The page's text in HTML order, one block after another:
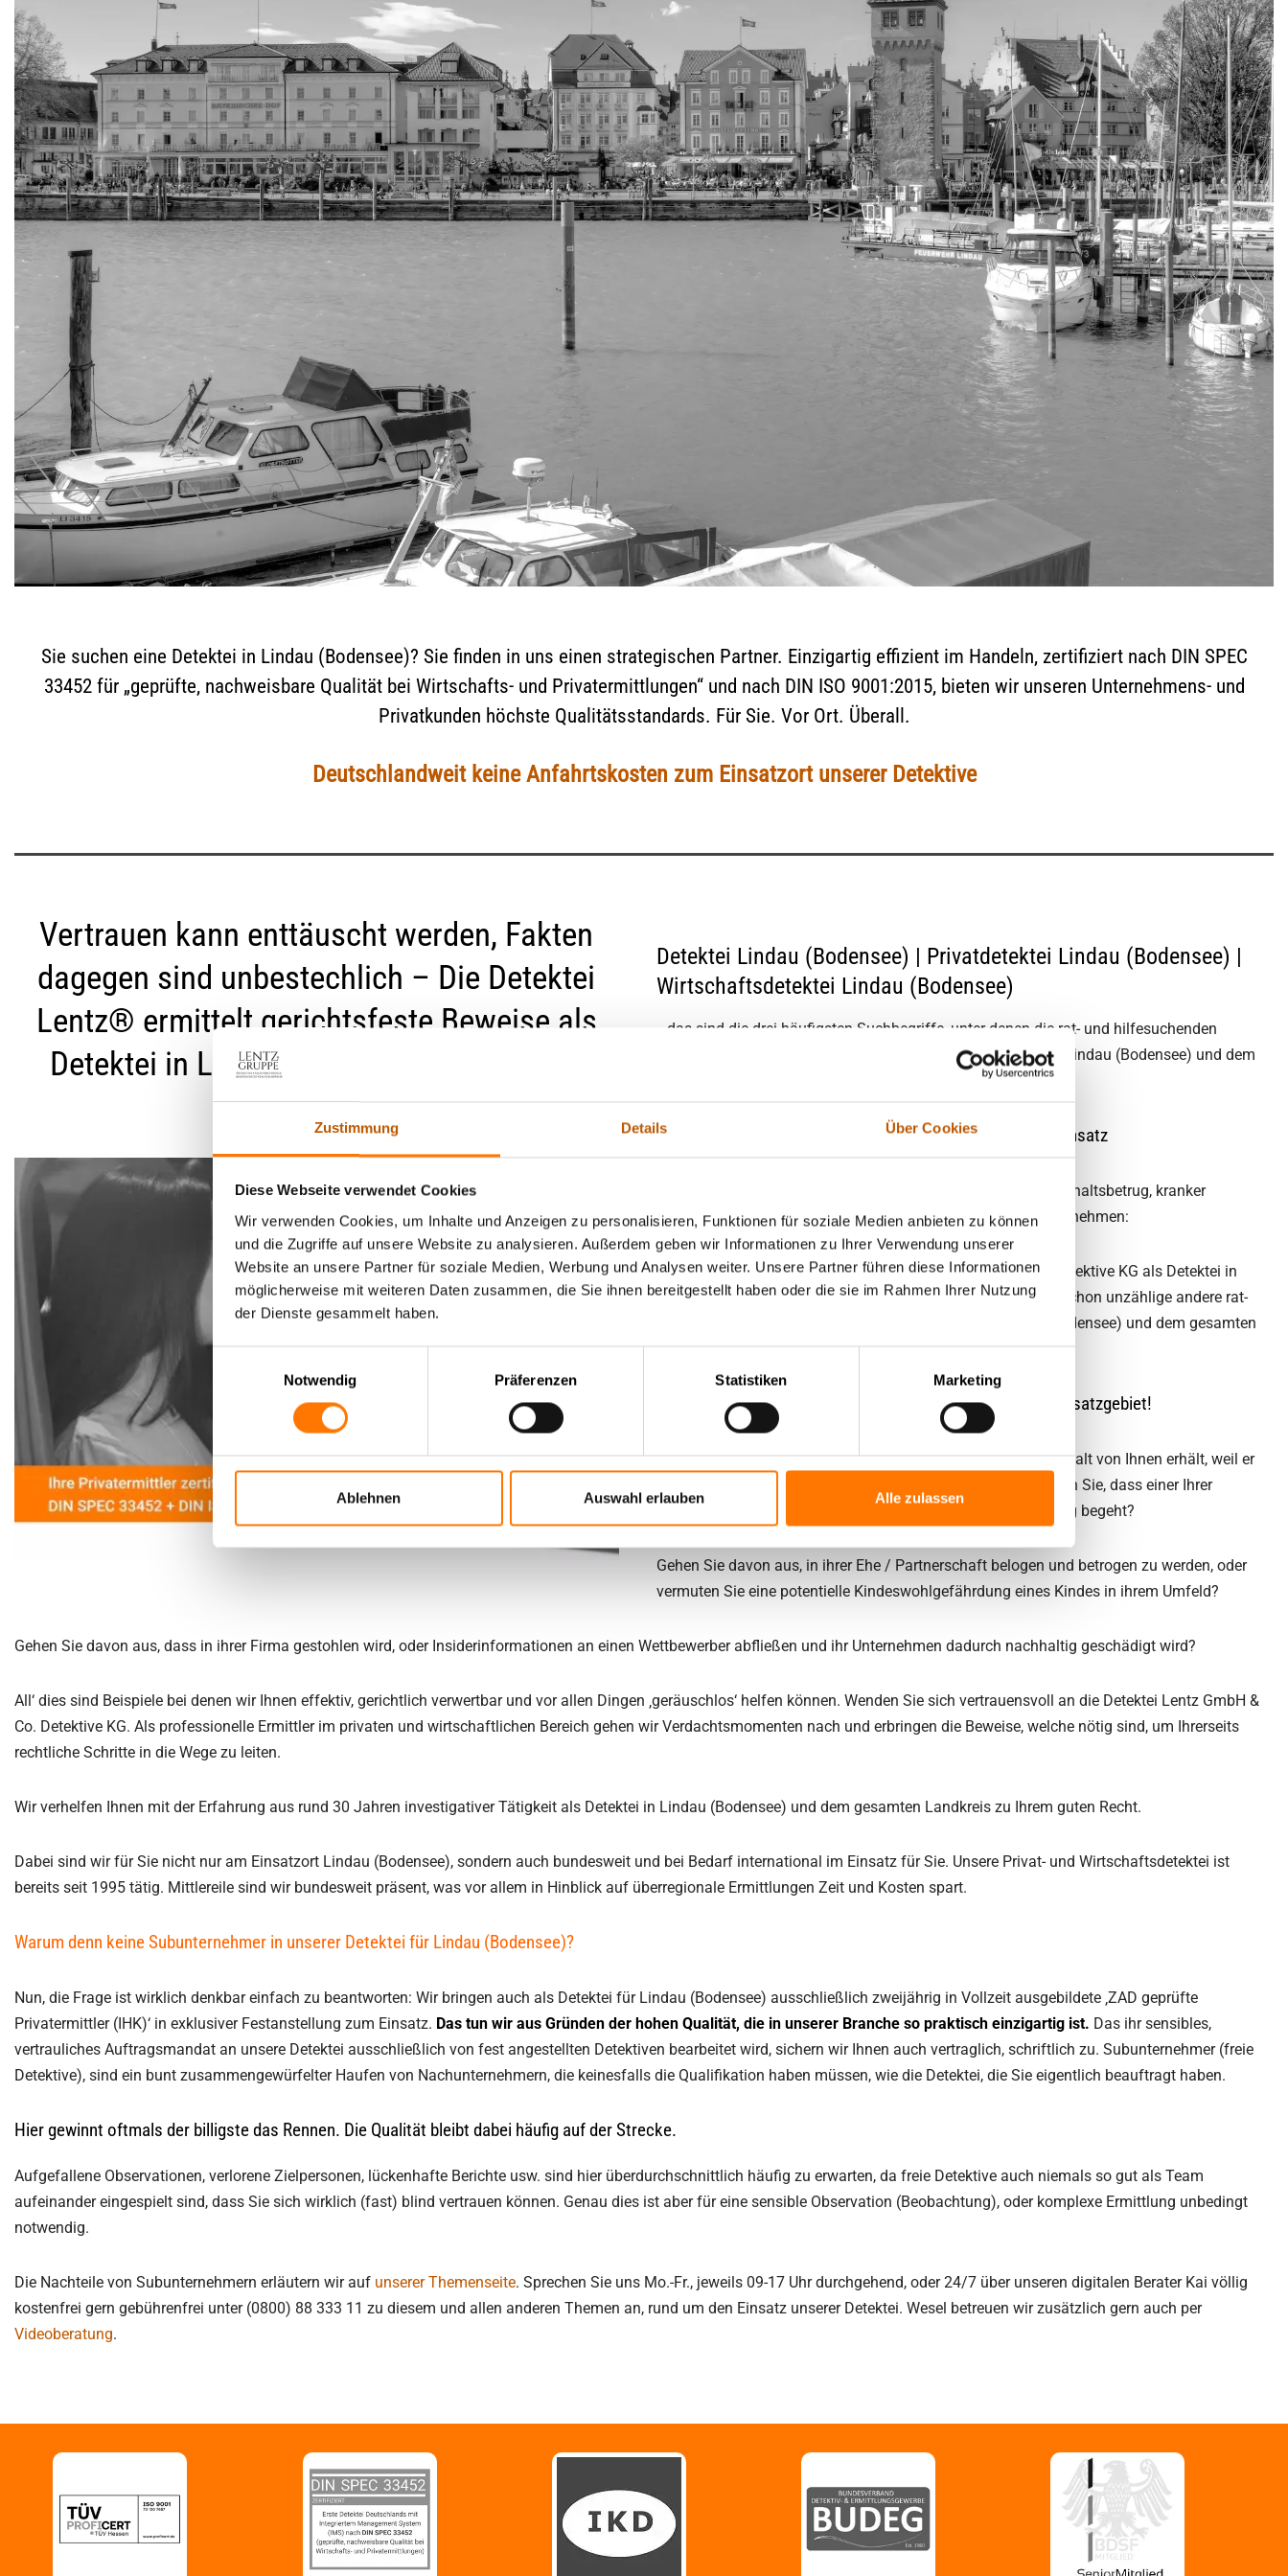
Zustimmung Details Über Cookies
Diese Webseite verwendet Cookies
Wir verwenden Cookies, um Inhalte und Anzeigen zu personalisieren, Funktionen für soziale Medien anbieten zu können
und die Zugriffe auf unsere Website zu analysieren. Außerdem geben wir Informationen zu Ihrer Verwendung unserer
Website an unsere Partner für soziale Medien, Werbung und Analysen weiter. Unsere Partner führen diese Informationen
möglicherweise mit weiteren Daten zusammen, die Sie ihnen bereitgestellt haben oder die sie im Rahmen Ihrer Nutzung
der Dienste gesammelt haben.
Notwendig
Präferenzen Statistiken Marketing
Ablehnen Auswahl erlauben Alle zulassen
Sie suchen eine Detektei in Lindau (Bodensee)? Sie finden in uns einen strategischen Partner. Einzigartig effizient im Handeln, zertifiziert nach DIN SPEC
33452 für „geprüfte, nachweisbare Qualität bei Wirtschafts- und Privatermittlungen“ und nach DIN ISO 9001:2015, bieten wir unseren Unternehmens- und
Privatkunden höchste Qualitätsstandards. Für Sie. Vor Ort. Überall.
Deutschlandweit keine Anfahrtskosten zum Einsatzort unserer Detektive
Vertrauen kann enttäuscht werden, Fakten
dagegen sind unbestechlich – Die Detektei
Lentz® ermittelt gerichtsfeste Beweise als
Detektei in Lindau (Bodensee) vor Ort im
Einsatz!
Detektei Lindau (Bodensee) | Privatdetektei Lindau (Bodensee) |
Wirtschaftsdetektei Lindau (Bodensee)
…das sind die drei häufigsten Suchbegriffe, unter denen die rat- und hilfesuchenden
Mandanten unserer Detektei unsere Dienstleistung vor Ort in Lindau (Bodensee) und dem
Detektive in Lindau (Bodensee) seit drei Jahrzehnten im Einsatz
Egal ob Untreue in der Ehe / Partnerschaft, Verdacht auf Unterhaltsbetrug, kranker
Mitarbeiter, Arbeitszeitbetrug, oder Diebstahl im eigenen Unternehmen:
Vertrauen Sie den Experten der Detektei Lentz GmbH & Co. Detektive KG als Detektei in
Lindau (Bodensee) und dem gesamten Landkreis, so wie es schon unzählige andere rat-
und hilfesuchende Mandanten unserer Detektei in Lindau (Bodensee) und dem gesamten
Landkreis vor Ihnen getan haben.
Erfahrung seit 1995 als Detektei. Lindau (Bodensee) ist Einsatzgebiet!
Haben Sie den Verdacht, dass Ihr Ex-Partner zu Unrecht Unterhalt von Ihnen erhält, weil er
für seinen Lebensunterhalt selbst sorgen kann? Oder vermuten Sie, dass einer Ihrer
Mitarbeiter die Krankheit nur vortäuscht, oder Arbeitszeitbetrug begeht?
Gehen Sie davon aus, in ihrer Ehe / Partnerschaft belogen und betrogen zu werden, oder
vermuten Sie eine potentielle Kindeswohlgefährdung eines Kindes in ihrem Umfeld?
Gehen Sie davon aus, dass in ihrer Firma gestohlen wird, oder Insiderinformationen an einen Wettbewerber abfließen und ihr Unternehmen dadurch nachhaltig geschädigt wird?
All‘ dies sind Beispiele bei denen wir Ihnen effektiv, gerichtlich verwertbar und vor allen Dingen ‚geräuschlos‘ helfen können. Wenden Sie sich vertrauensvoll an die Detektei Lentz GmbH &
Co. Detektive KG. Als professionelle Ermittler im privaten und wirtschaftlichen Bereich gehen wir Verdachtsmomenten nach und erbringen die Beweise, welche nötig sind, um Ihrerseits
rechtliche Schritte in die Wege zu leiten.
Wir verhelfen Ihnen mit der Erfahrung aus rund 30 Jahren investigativer Tätigkeit als Detektei in Lindau (Bodensee) und dem gesamten Landkreis zu Ihrem guten Recht.
Dabei sind wir für Sie nicht nur am Einsatzort Lindau (Bodensee), sondern auch bundesweit und bei Bedarf international im Einsatz für Sie. Unsere Privat- und Wirtschaftsdetektei ist
bereits seit 1995 tätig. Mittlereile sind wir bundesweit präsent, was vor allem in Hinblick auf überregionale Ermittlungen Zeit und Kosten spart.
Warum denn keine Subunternehmer in unserer Detektei für Lindau (Bodensee)?
Nun, die Frage ist wirklich denkbar einfach zu beantworten: Wir bringen auch als Detektei für Lindau (Bodensee) ausschließlich zweijährig in Vollzeit ausgebildete ‚ZAD geprüfte
Privatermittler (IHK)‘ in exklusiver Festanstellung zum Einsatz. Das tun wir aus Gründen der hohen Qualität, die in unserer Branche so praktisch einzigartig ist. Das ihr sensibles,
vertrauliches Auftragsmandat an unsere Detektei ausschließlich von fest angestellten Detektiven bearbeitet wird, sichern wir Ihnen auch vertraglich, schriftlich zu. Subunternehmer (freie
Detektive), sind ein bunt zusammengewürfelter Haufen von Nachunternehmern, die keinesfalls die Qualifikation haben müssen, wie die Detektei, die Sie eigentlich beauftragt haben.
Hier gewinnt oftmals der billigste das Rennen. Die Qualität bleibt dabei häufig auf der Strecke.
Aufgefallene Observationen, verlorene Zielpersonen, lückenhafte Berichte usw. sind hier überdurchschnittlich häufig zu erwarten, da freie Detektive auch niemals so gut als Team
aufeinander eingespielt sind, dass Sie sich wirklich (fast) blind vertrauen können. Genau dies ist aber für eine sensible Observation (Beobachtung), oder komplexe Ermittlung unbedingt
notwendig.
Die Nachteile von Subunternehmern erläutern wir auf unserer Themenseite. Sprechen Sie uns Mo.-Fr., jeweils 09-17 Uhr durchgehend, oder 24/7 über unseren digitalen Berater Kai völlig
kostenfrei gern gebührenfrei unter (0800) 88 333 11 zu diesem und allen anderen Themen an, rund um den Einsatz unserer Detektei. Wesel betreuen wir zusätzlich gern auch per
Videoberatung.